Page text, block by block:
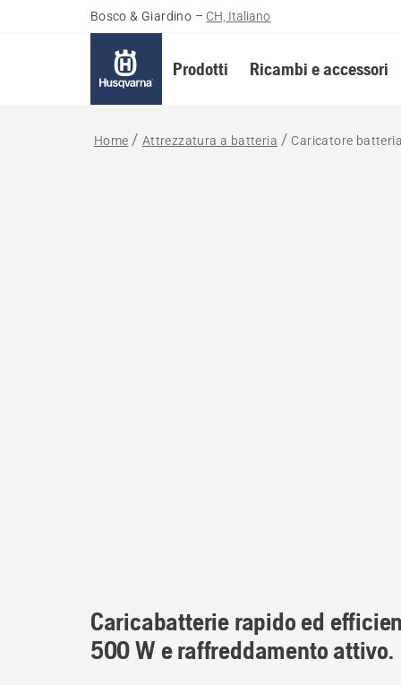
Bosco & Giardino – CH, Italiano
Prodotti Ricambi e accessori
Home Attrezzatura a batteria Caricatore
Caricabatterie rapido ed
500 W e raffreddamento attivo.